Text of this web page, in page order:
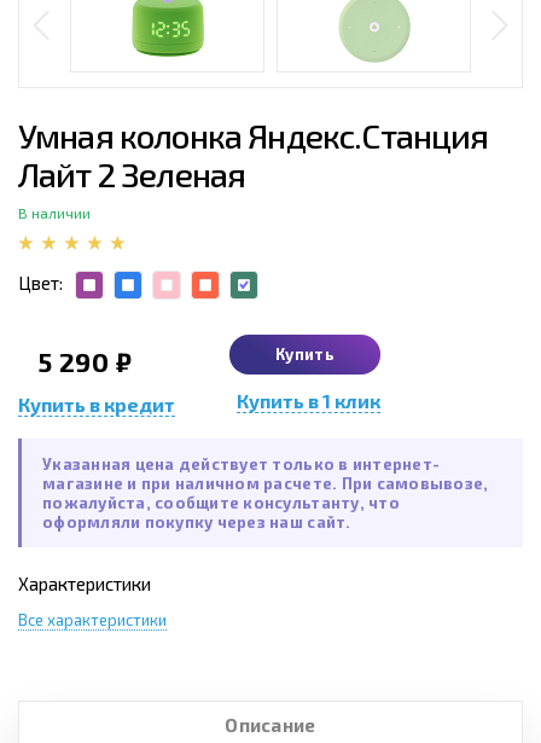
Умная колонка Яндекс.Станция
Лайт 2 Зеленая
В наличии
Цвет:
5 290 ₽ Купить
Купить в 1 клик
Купить в кредит
Указанная цена действует только в интернет-
магазине и при наличном расчете. При самовывозе,
пожалуйста, сообщите консультанту, что
оформляли покупку через наш сайт.
Характеристики
Все характеристики
Описание